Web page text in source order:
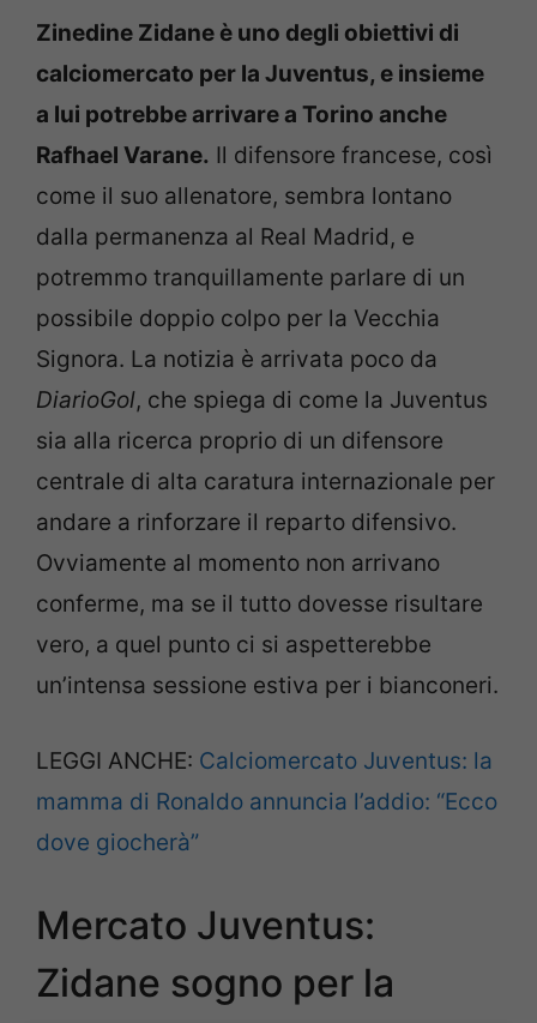
Zinedine Zidane è uno degli obiettivi di
calciomercato per la Juventus, e insieme
a lui potrebbe arrivare a Torino anche
Rafhael Varane. Il difensore francese, così
come il suo allenatore, sembra lontano
dalla permanenza al Real Madrid, e
potremmo tranquillamente parlare di un
possibile doppio colpo per la Vecchia
Signora. La notizia è arrivata poco da
DiarioGol, che spiega di come la Juventus
sia alla ricerca proprio di un difensore
centrale di alta caratura internazionale per
andare a rinforzare il reparto difensivo.
Ovviamente al momento non arrivano
conferme, ma se il tutto dovesse risultare
vero, a quel punto ci si aspetterebbe
un’intensa sessione estiva per i bianconeri.
LEGGI ANCHE: Calciomercato Juventus: la
mamma di Ronaldo annuncia l’addio: “Ecco
dove giocherà”
Mercato Juventus:
Zidane sogno per la